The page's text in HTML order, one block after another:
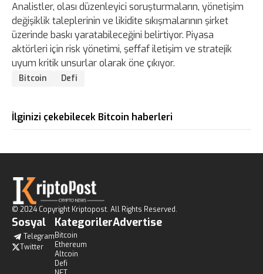
Analistler, olası düzenleyici soruşturmaların, yönetişim
değişiklik taleplerinin ve likidite sıkışmalarının şirket
üzerinde baskı yaratabileceğini belirtiyor. Piyasa
aktörleri için risk yönetimi, şeffaf iletişim ve stratejik
uyum kritik unsurlar olarak öne çıkıyor.
Bitcoin Defi
İlginizi çekebilecek Bitcoin haberleri
© 2024 Copyright Kriptopost. All Rights Reserved.
Sosyal
Telegram
Twitter
Kategoriler
Bitcoin
Ethereum
Altcoin
Defi
Advertise